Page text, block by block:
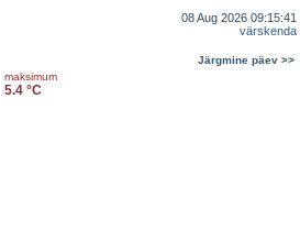
08 Aug 2026 09:15:41
värskenda
Järgmine päev >>
maksimum
5.4 °C